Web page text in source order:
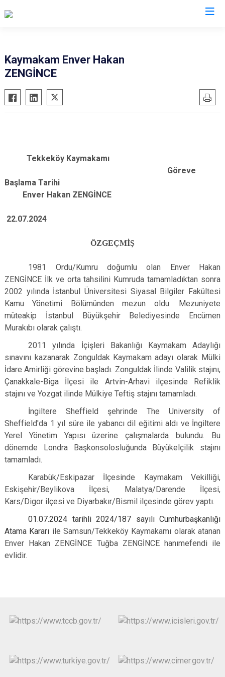
19 Mayıs
Alaçam
Çarşamba
Kavak
Kaymakam Enver Hakan
ZENGİNCE
Tekkeköy Kaymakamı
Göreve
Başlama Tarihi
Enver Hakan ZENGİNCE
22.07.2024
ÖZGEÇMİŞ
1981 Ordu/Kumru doğumlu olan Enver Hakan
ZENGİNCE İlk ve orta tahsilini Kumruda tamamladıktan sonra
2002 yılında İstanbul Üniversitesi Siyasal Bilgiler Fakültesi
Kamu Yönetimi Bölümünden mezun oldu. Mezuniyete
müteakip İstanbul Büyükşehir Belediyesinde Encümen
Murakıbı olarak çalıştı.
2011 yılında İçişleri Bakanlığı Kaymakam Adaylığı
sınavını kazanarak Zonguldak Kaymakam adayı olarak Mülki
İdare Amirliği görevine başladı. Zonguldak İlinde Valilik stajını,
Çanakkale-Biga İlçesi ile Artvin-Arhavi ilçesinde Refiklik
stajını ve Yozgat ilinde Mülkiye Teftiş stajını tamamladı.
İngiltere Sheffield şehrinde The University of
Sheffield'da 1 yıl süre ile yabancı dil eğitimi aldı ve İngiltere
Yerel Yönetim Yapısı üzerine çalışmalarda bulundu. Bu
dönemde Londra Başkonsolosluğunda Büyükelçilik stajını
tamamladı.
Karabük/Eskipazar İlçesinde Kaymakam Vekilliği,
Eskişehir/Beylikova İlçesi, Malatya/Darende İlçesi,
Kars/Digor ilçesi ve Diyarbakır/Bismil ilçesinde görev yaptı.
01.07.2024 tarihli 2024/187 sayılı Cumhurbaşkanlığı
Atama Kararı ile Samsun/Tekkeköy Kaymakamı olarak atanan
Enver Hakan ZENGİNCE Tuğba ZENGİNCE hanımefendi ile
evlidir.